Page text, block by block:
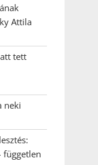
Attila
tett
neki
független